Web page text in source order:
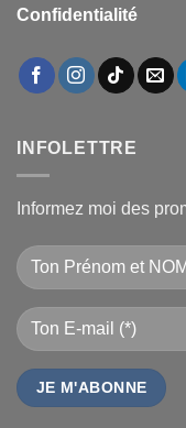
Confidentialité
INFOLETTRE
Informez moi des